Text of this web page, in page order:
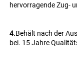
hervorragende Zug-
4.Behält nach der
bei. 15 Jahre